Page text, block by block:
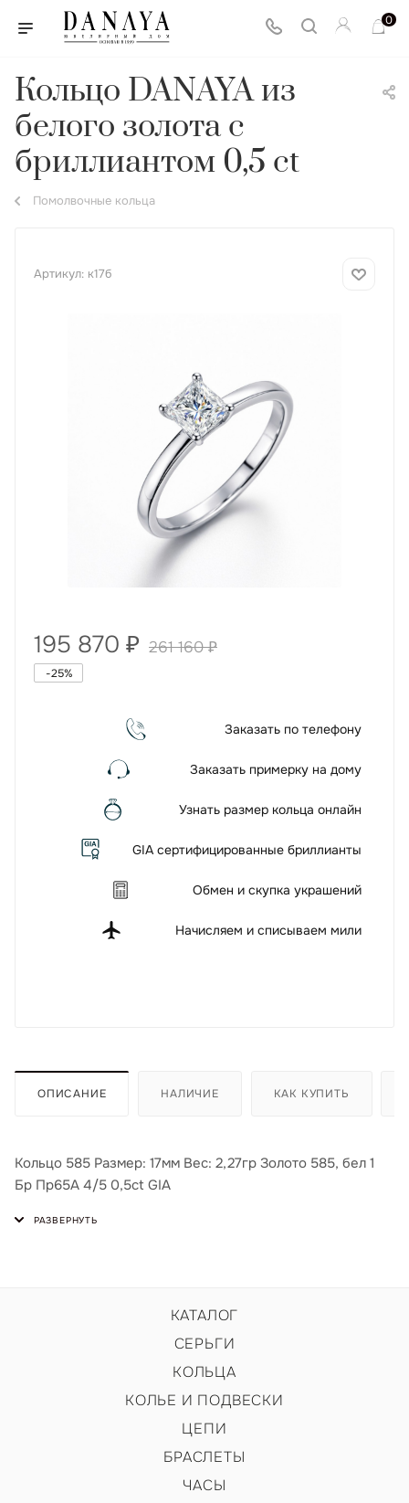
0
Кольцо DANAYA из
белого золота с
бриллиантом 0,5 ct
Помолвочные кольца
Артикул: к17б
195 870 ₽ 261 160₽
-25%
Заказать по телефону
Заказать примерку на дому
Узнать размер кольца онлайн
GIA сертифицированные бриллианты
Обмен и скупка украшений
Начисляем и списываем мили
ОПИСАНИЕ НАЛИЧИЕ КАК КУПИТЬ
Кольцо 585 Размер: 17мм Вес: 2,27гр Золото 585, бел 1
Бр Пр65А 4/5 0,5ct GIA
КАТАЛОГ
СЕРЬГИ
КОЛЬЦА
КОЛЬЕ И ПОДВЕСКИ
ЦЕПИ
БРАСЛЕТЫ
ЧАСЫ